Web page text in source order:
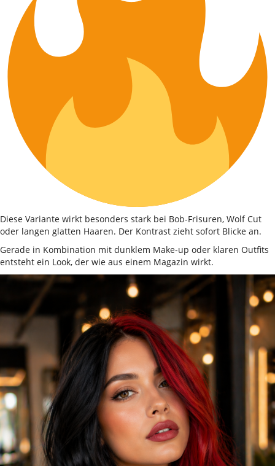
Diese Variante wirkt besonders stark bei Bob-Frisuren, Wolf Cut
oder langen glatten Haaren. Der Kontrast zieht sofort Blicke an.
Gerade in Kombination mit dunklem Make-up oder klaren Outfits
entsteht ein Look, der wie aus einem Magazin wirkt.